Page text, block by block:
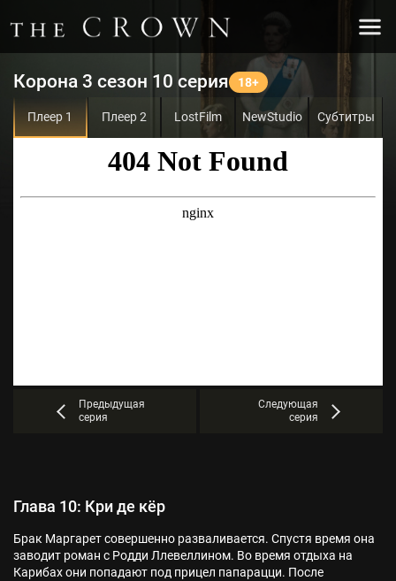
Корона 3 сезон 10 серия
Плеер 1 Плеер 2 LostFilm NewStudio Субтитры
Предыдущая
серия
Следующая
серия
Глава 10: Кри де кёр
Брак Маргарет совершенно разваливается. Спустя время она
заводит роман с Родди Ллевеллином. Во время отдыха на
Карибах они попадают под прицел папарацци. После